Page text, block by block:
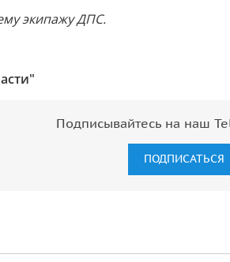
экипажу ДПС.
Подписывайтесь на наш
ПОДПИСАТЬСЯ